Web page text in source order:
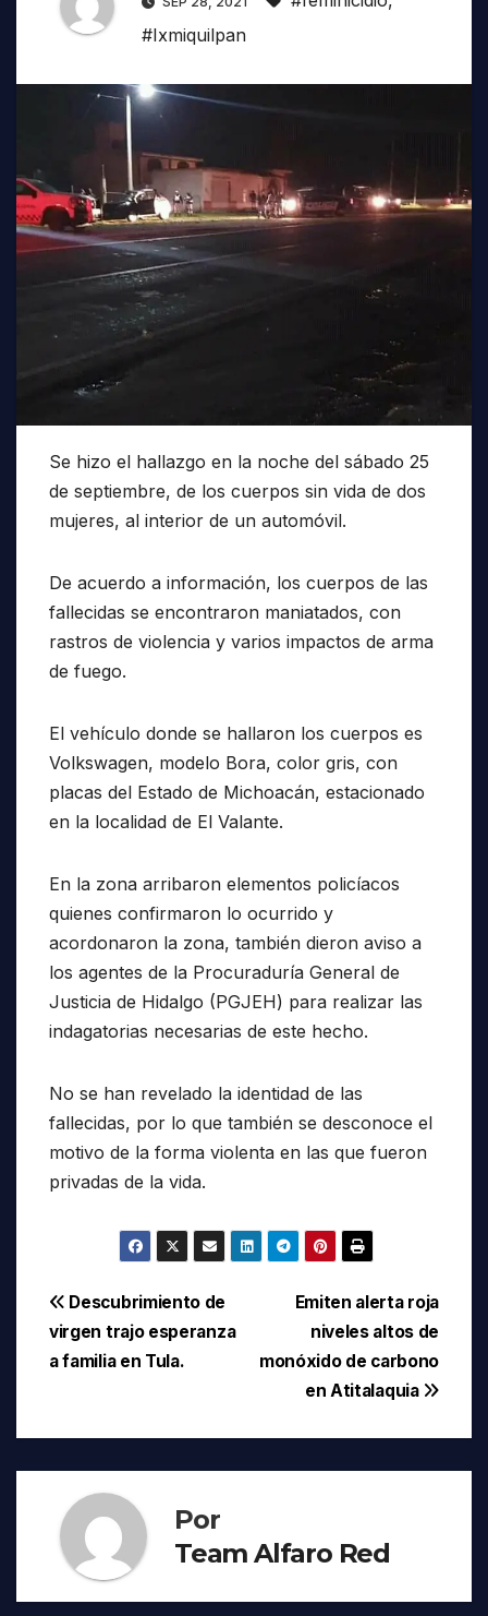
#Ixmiquilpan
Se hizo el hallazgo en la noche del sábado 25
de septiembre, de los cuerpos sin vida de dos
mujeres, al interior de un automóvil.
De acuerdo a información, los cuerpos de las
fallecidas se encontraron maniatados, con
rastros de violencia y varios impactos de arma
de fuego.
El vehículo donde se hallaron los cuerpos es
Volkswagen, modelo Bora, color gris, con
placas del Estado de Michoacán, estacionado
en la localidad de El Valante.
En la zona arribaron elementos policíacos
quienes confirmaron lo ocurrido y
acordonaron la zona, también dieron aviso a
los agentes de la Procuraduría General de
Justicia de Hidalgo (PGJEH) para realizar las
indagatorias necesarias de este hecho.
No se han revelado la identidad de las
fallecidas, por lo que también se desconoce el
motivo de la forma violenta en las que fueron
privadas de la vida.
Navegación
de
Emiten alerta roja
niveles altos de
monóxido de carbono
en Atitalaquia
Descubrimiento de
virgen trajo esperanza
a familia en Tula.
Por
Team Alfaro Red